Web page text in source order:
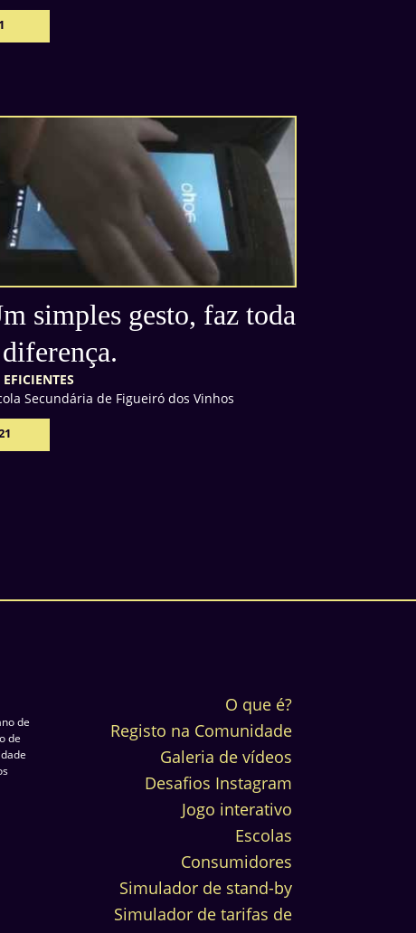
1
simples gesto, faz toda
EFICIENTES
Secundária de Figueiró dos Vinhos
de
de
O que é?
Registo na Comunidade
Galeria de vídeos
Desafios Instagram
Jogo interativo
Escolas
Consumidores
Simulador de stand-by
Simulador de tarifas de